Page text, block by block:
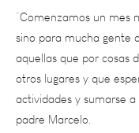
aquellas que por
otros lugares y que
actividades y sumarse
padre Marcelo.